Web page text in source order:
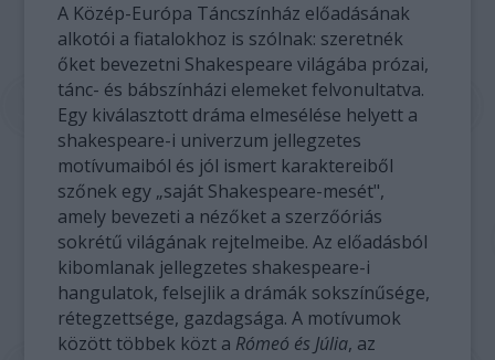
A Közép-Európa Táncszínház előadásának
alkotói a fiatalokhoz is szólnak: szeretnék
őket bevezetni Shakespeare világába prózai,
tánc- és bábszínházi elemeket felvonultatva.
Egy kiválasztott dráma elmesélése helyett a
shakespeare-i univerzum jellegzetes
motívumaiból és jól ismert karaktereiből
szőnek egy „saját Shakespeare-mesét",
amely bevezeti a nézőket a szerzőóriás
sokrétű világának rejtelmeibe. Az előadásból
kibomlanak jellegzetes shakespeare-i
hangulatok, felsejlik a drámák sokszínűsége,
rétegzettsége, gazdagsága. A motívumok
között többek közt a Rómeó és Júlia, az